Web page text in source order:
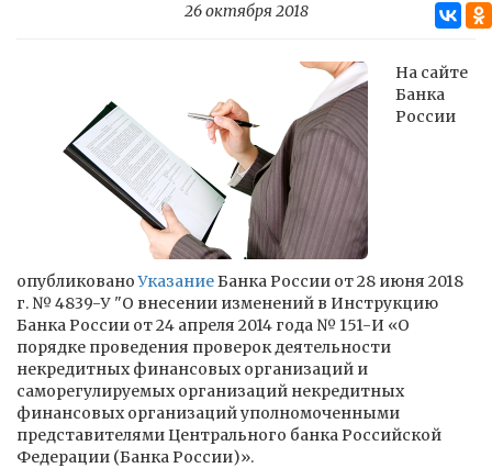
26 октября 2018
На сайте
Банка
России
опубликованоУказаниеБанка России от 28 июня 2018
г. № 4839-У "О внесении изменений в Инструкцию
Банка России от 24 апреля 2014 года № 151-И «О
порядке проведения проверок деятельности
некредитных финансовых организаций и
саморегулируемых организаций некредитных
финансовых организаций уполномоченными
представителями Центрального банка Российской
Федерации (Банка России)».